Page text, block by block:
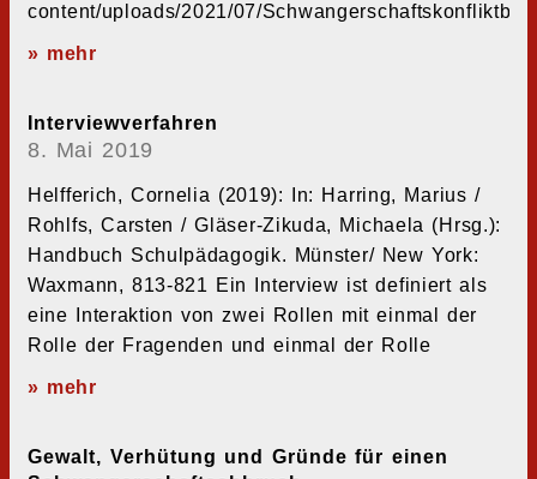
content/uploads/2021/07/
» mehr
Interviewverfahren
8. Mai 2019
Helfferich, Cornelia (2019): In: Harring, Marius /
Rohlfs, Carsten / Gläser-Zikuda, Michaela (Hrsg.):
Handbuch Schulpädagogik. Münster/ New York:
Waxmann, 813-821 Ein Interview ist definiert als
eine Interaktion von zwei Rollen mit einmal der
Rolle der Fragenden und einmal der Rolle
» mehr
Gewalt, Verhütung und Gründe für einen